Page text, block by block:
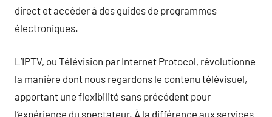
direct et accéder à des guides de programmes
électroniques.
L’IPTV, ou Télévision par Internet Protocol, révolutionne
la manière dont nous regardons le contenu télévisuel,
apportant une flexibilité sans précédent pour
l’expérience du spectateur. À la différence aux services